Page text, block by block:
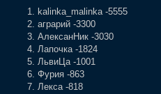
kalinka_malinka -5555
аграрий -3300
АлексанНик -3030
Лапочка -1824
ЛьвиЦа -1001
Фурия -863
Лекса -818